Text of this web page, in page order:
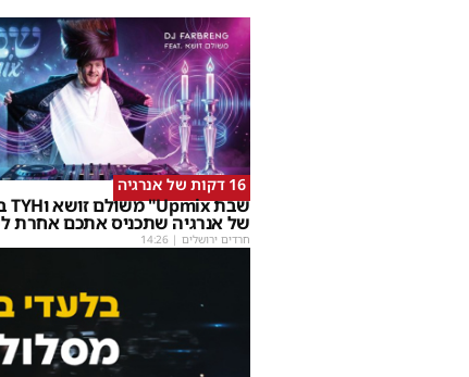
16 דקות של אנרגיה
של אנרגיה שתכניס אתכם אחרת
חרדים ירושלים |
14:26